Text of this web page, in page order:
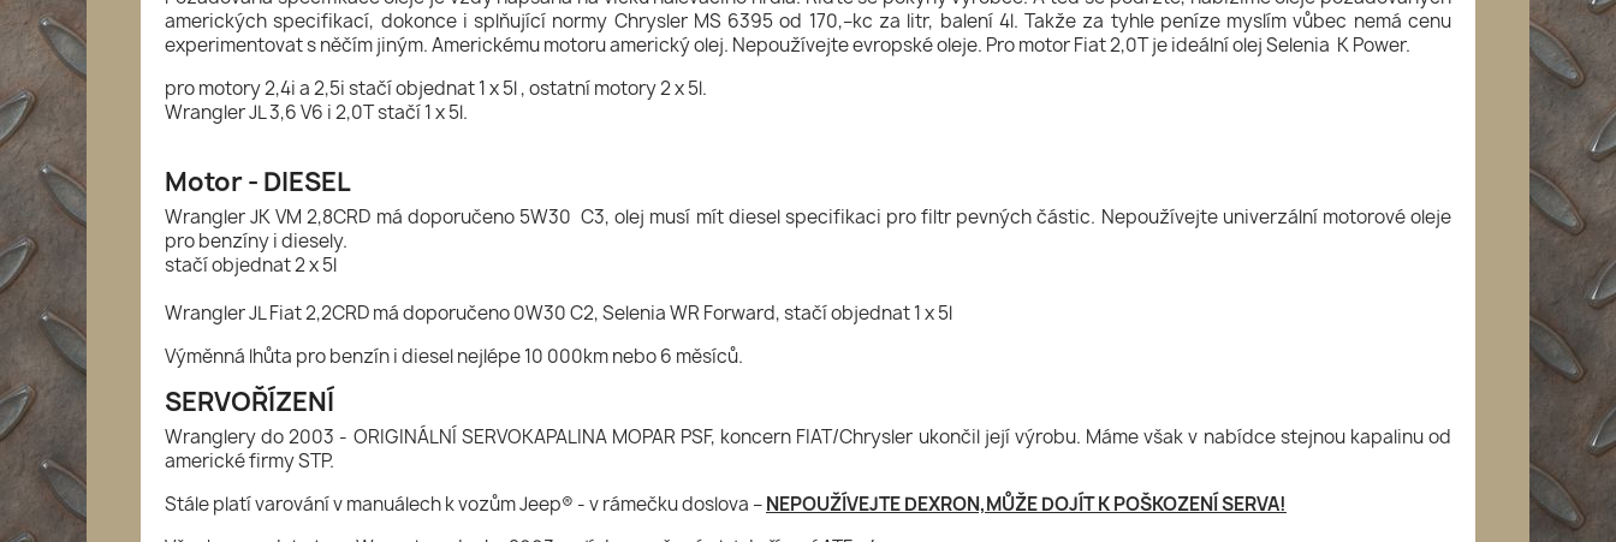
amerických specifikací, dokonce i splňující normy Chrysler MS 6395 od 170,–kc za litr, balení 4l. Takže za tyhle peníze myslím vůbec nemá cenu
experimentovat s něčím jiným. Americkému motoru americký olej. Nepoužívejte evropské oleje. Pro motor Fiat 2,0T je ideální olej Selenia K Power.
pro motory 2,4i a 2,5i stačí objednat 1 x 5l , ostatní motory 2 x 5l.
Wrangler JL 3,6 V6 i 2,0T stačí 1 x 5l.
Motor - DIESEL
Wrangler JK VM 2,8CRD má doporučeno 5W30 C3, olej musí mít diesel specifikaci pro filtr pevných částic. Nepoužívejte univerzální motorové oleje
pro benzíny i diesely.
stačí objednat 2 x 5l
Wrangler JL Fiat 2,2CRD má doporučeno 0W30 C2, Selenia WR Forward, stačí objednat 1 x 5l
Výměnná lhůta pro benzín i diesel nejlépe 10 000km nebo 6 měsíců.
SERVOŘÍZENÍ
Wranglery do 2003 - ORIGINÁLNÍ SERVOKAPALINA MOPAR PSF, koncern FIAT/Chrysler ukončil její výrobu. Máme však v nabídce stejnou kapalinu od
americké firmy STP.
Stále platí varování v manuálech k vozům Jeep® - v rámečku doslova –NEPOUŽÍVEJTE DEXRON,MŮŽE DOJÍT K POŠKOZENÍ SERVA!